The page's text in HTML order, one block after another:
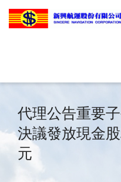
代理公告重要
決議發放現金
元